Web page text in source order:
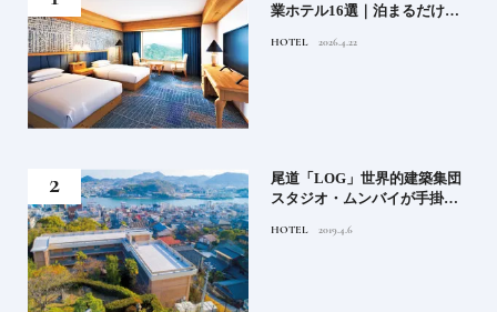
業ホテル16選｜泊まるだけで
ル
HOTEL 2026.4.22
尾道「LOG」世界的建築集団
スタジオ・ムンバイが手掛け
HOTEL 2019.4.6